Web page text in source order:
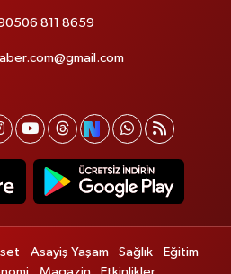
811 8659
Asayiş Yaşam Sağlık
Eğitim